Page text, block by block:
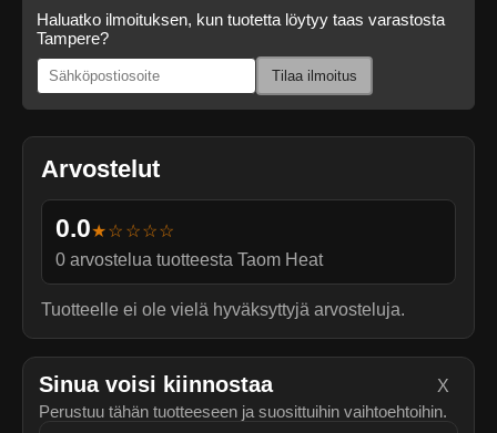
Arvostelut
0.0★☆☆☆☆
0 arvostelua tuotteesta Taom Heat
Tuotteelle ei ole vielä hyväksyttyjä arvosteluja.
Haluatko ilmoituksen, kun tuotetta löytyy taas varastosta
Tampere?
Tilaa ilmoitus
Sinua voisi kiinnostaa
Perustuu tähän tuotteeseen ja suosittuihin vaihtoehtoihin.
X